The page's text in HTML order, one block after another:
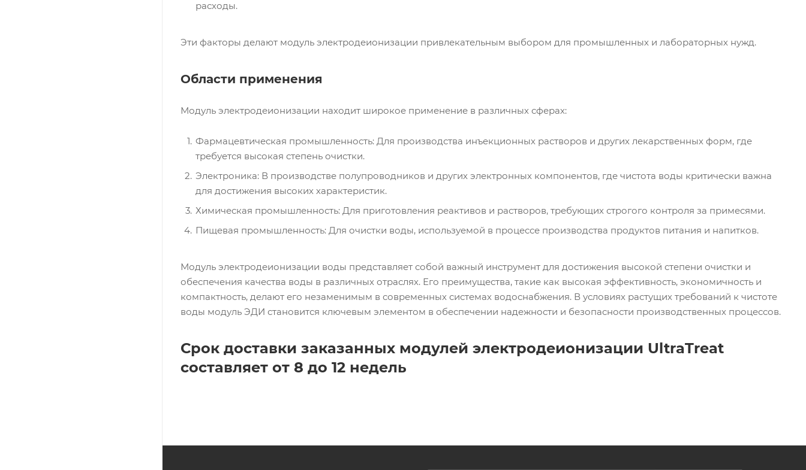
расходы.
Эти факторы делают модуль электродеионизации привлекательным выбором для промышленных и лабораторных нужд.
Области применения
Модуль электродеионизации находит широкое применение в различных сферах:
Фармацевтическая промышленность: Для производства инъекционных растворов и других лекарственных форм, где
требуется высокая степень очистки.
Электроника: В производстве полупроводников и других электронных компонентов, где чистота воды критически важна
для достижения высоких характеристик.
Химическая промышленность: Для приготовления реактивов и растворов, требующих строгого контроля за примесями.
Пищевая промышленность: Для очистки воды, используемой в процессе производства продуктов питания и напитков.
Модуль электродеионизации воды представляет собой важный инструмент для достижения высокой степени очистки и
обеспечения качества воды в различных отраслях. Его преимущества, такие как высокая эффективность, экономичность и
компактность, делают его незаменимым в современных системах водоснабжения. В условиях растущих требований к чистоте
воды модуль ЭДИ становится ключевым элементом в обеспечении надежности и безопасности производственных процессов.
Срок доставки заказанных модулей электродеионизации UltraTreat
составляет от 8 до 12 недель